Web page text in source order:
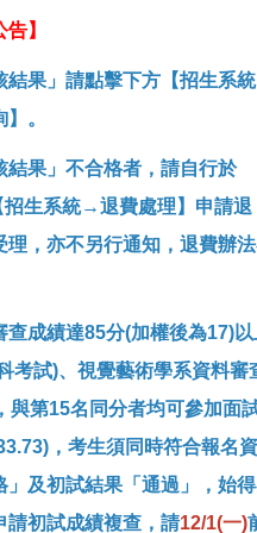
】
果」請點擊下方【招生系
。
果」不合格者，請自行於
招生系統→退費處理】申請退
理，亦不另行通知，退費辦
查成績達85分(加權後為17)以
考試)、視覺藝術學系資料審
與第15名同分者均可參加面
，考生須同時符合報名
」及初試結果「通過」，始
請初試成績複查，請12/1(一)